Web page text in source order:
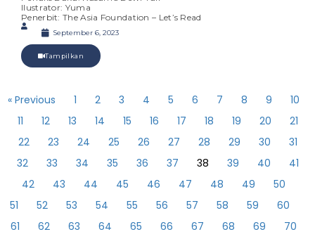
Ilustrator: Yuma
Penerbit: The Asia Foundation – Let’s Read
September 6, 2023
Tampilkan
« Previous 1 2 3 4 5 6 7 8 9
10
11
12 13 14 15 16 17 18 19 20
21
22
23 24 25 26 27 28 29 30
31
32
33 34 35 36 37 38 39 40
41
42
43 44 45 46 47 48 49
50
51
52 53 54 55 56 57 58 59
60
61
62 63 64 65 66 67 68 69
70